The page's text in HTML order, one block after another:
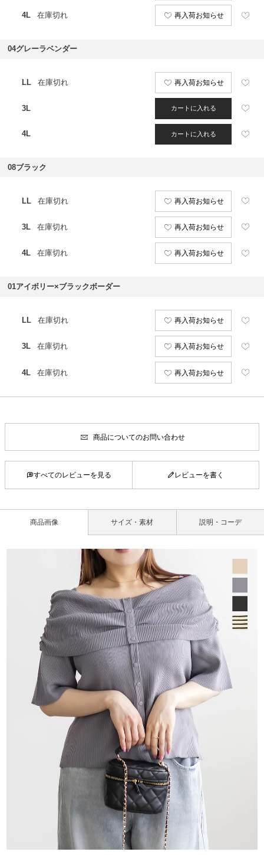
4L 在庫切れ 再入荷お知らせ
04グレーラベンダー
LL 在庫切れ 再入荷お知らせ
3L カートに入れる
4L カートに入れる
08ブラック
LL 在庫切れ 再入荷お知らせ
3L 在庫切れ 再入荷お知らせ
4L 在庫切れ 再入荷お知らせ
01アイボリー×ブラックボーダー
LL 在庫切れ 再入荷お知らせ
3L 在庫切れ 再入荷お知らせ
4L 在庫切れ 再入荷お知らせ
商品についてのお問い合わせ
すべてのレビューを見る レビューを書く
商品画像 サイズ・素材 説明・コーデ